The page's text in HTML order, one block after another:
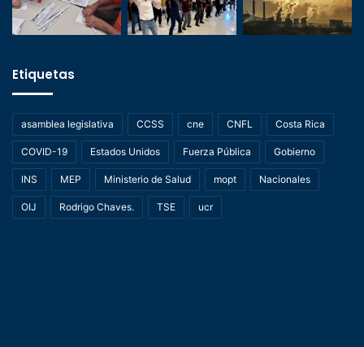
Etiquetas
asamblea legislativa CCSS cne CNFL Costa Rica
COVID-19 Estados Unidos Fuerza Pública Gobierno
INS MEP Ministerio de Salud mopt Nacionales
OIJ Rodrigo Chaves. TSE ucr